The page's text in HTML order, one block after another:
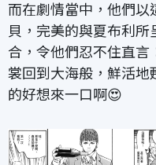
而在劇情當中，他們以
貝，完美的與夏布利
合，令他們忍不住直
裳回到大海般，鮮活地
的好想來一口啊😍